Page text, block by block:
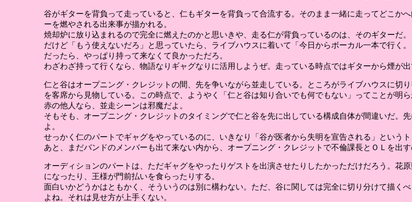
谷がギターを背負って走っていると、仁もギターを背負って合流する。そのまま一緒に走ってどこか
ーを燃やされる出来事が描かれる。
焼却炉に放り込まれるので完全に燃えたのかと思いきや、走る仁が背負っているのは、そのギターだ。
だけど「もう使えないだろ」と思っていたら、ライブハウスに着いて「今日からボーカル一本で行く
だったら、やっぱり持って来なくて良かっただろ。
わざわざ持って行くなら、物語なりギャグなりに活用しようぜ。走っている時点ではギターから煙が
仁と谷はオープニング・クレジットの間、先を争いながら並走している。ところがライブハウスに切
を客席から見物している。この時点で、ようやく「仁と谷は知り合いでも何でもない」ってことが明ら
赤の他人なら、並走シーンは邪魔だよ。
そもそも、オープニング・クレジットのタイミングで仁と谷を先に出している構成自体が間違いだ。
よ。
せっかく仁のパートでギャグをやっているのに、いきなり「谷が医者から失明を宣告される」という
あと、まだバンドのメンバーも出て来ない内から、オープニング・クレジットで不倫課長とＯＬを出す
オーディションのパートは、ただギャグをやったりゲストを出演させたりしたかっただけだろう。花
になったり、王様が門前払いを食らったりする。
面白いかどうかはともかく、そういうのは別に構わない。ただ、谷に関しては完全に切り分けて描く
よね。それは見せ方が上手くない。